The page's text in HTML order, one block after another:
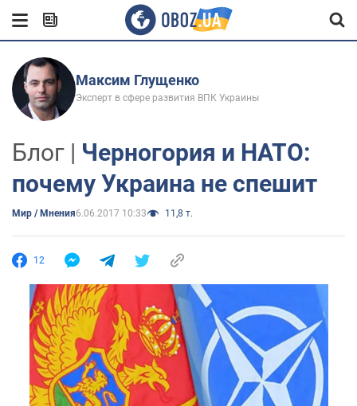
Максим Глущенко
Эксперт в сфере развития ВПК Украины
Блог | Черногория и НАТО:
почему Украина не спешит
Мир / Мнения6.06.2017 10:33 11,8 т.
12